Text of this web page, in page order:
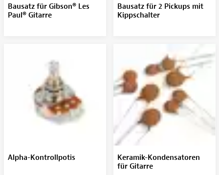
Bausatz für Gibson® Les
Paul® Gitarre
Bausatz für 2 Pickups mit
Kippschalter
Alpha-Kontrollpotis
Keramik-Kondensatoren
für Gitarre